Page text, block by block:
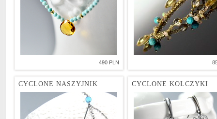
490 PLN
CYCLONE NASZYJNIK CYCLONE KOLCZYKI